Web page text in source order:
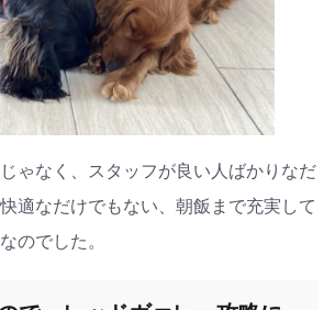
ゃなく、スタッフが良い人ばかりなだ
適なだけでもない、朝飯まで充実して
のでした。